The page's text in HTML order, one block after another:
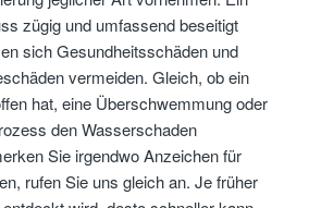
zügig und umfassend beseitigt
sich Gesundheitsschäden und
vermeiden. Gleich, ob ein
hat, eine Überschwemmung oder
den Wasserschaden
Sie irgendwo Anzeichen für
rufen Sie uns gleich an. Je früher